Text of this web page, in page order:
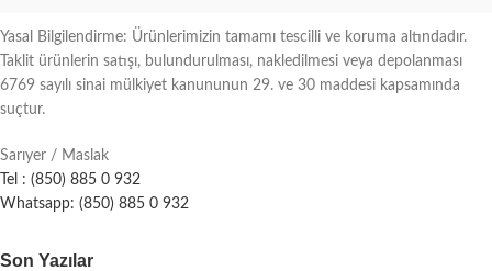
Yasal Bilgilendirme: Ürünlerimizin tamamı tescilli ve koruma altındadır.
Taklit ürünlerin satışı, bulundurulması, nakledilmesi veya depolanması
6769 sayılı sinai mülkiyet kanununun 29. ve 30 maddesi kapsamında
suçtur.
Sarıyer / Maslak
Tel : (850) 885 0 932
Whatsapp: (850) 885 0 932
Son Yazılar